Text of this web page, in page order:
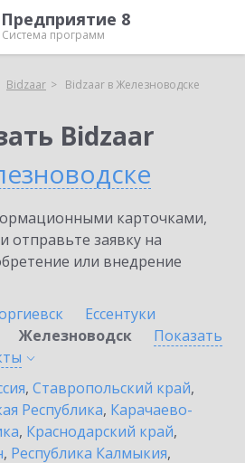
8
Система программ
Bidzaar Bidzaar в Железноводске
Bidzaar
карточками,
отправьте заявку на
или внедрение
Ессентуки
Железноводск
Показать
, Ставропольский край,
Республика, Карачаево-
, Краснодарский край,
, Республика Калмыкия,